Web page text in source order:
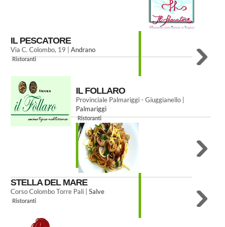
IL PESCATORE
Via C. Colombo, 19 | Andrano
Ristoranti
IL FOLLARO
Provinciale Palmariggi - Giuggianello |
Palmariggi
Ristoranti
STELLA DEL MARE
Corso Colombo Torre Pali | Salve
Ristoranti